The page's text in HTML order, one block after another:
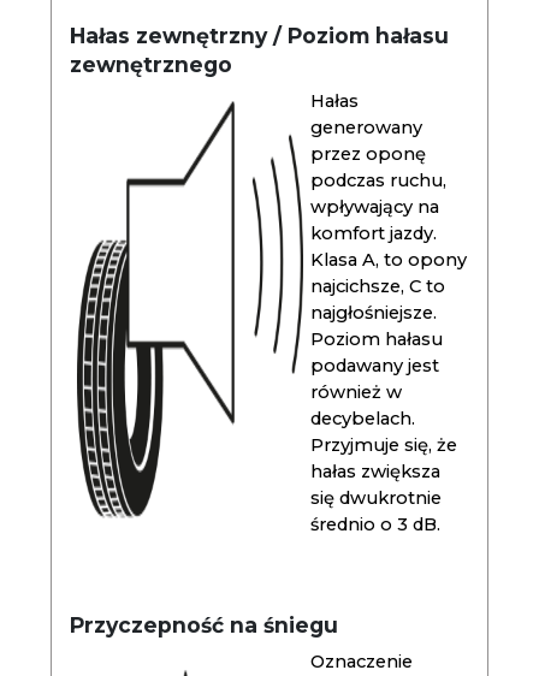
Hałas zewnętrzny / Poziom hałasu
zewnętrznego
Hałas
generowany
przez oponę
podczas ruchu,
wpływający na
komfort jazdy.
Klasa A, to opony
najcichsze, C to
najgłośniejsze.
Poziom hałasu
podawany jest
również w
decybelach.
Przyjmuje się, że
hałas zwiększa
się dwukrotnie
średnio o 3 dB.
Przyczepność na śniegu
Oznaczenie